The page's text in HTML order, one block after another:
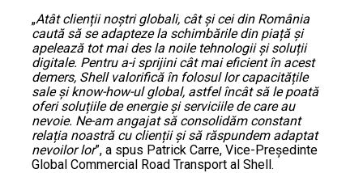
„Atât clienții noștri globali, cât și cei din România
caută să se adapteze la schimbările din piață și
apelează tot mai des la noile tehnologii și soluții
digitale. Pentru a-i sprijini cât mai eficient în acest
demers, Shell valorifică în folosul lor capacitățile
sale și know-how-ul global, astfel încât să le poată
oferi soluțiile de energie și serviciile de care au
nevoie. Ne-am angajat să consolidăm constant
relația noastră cu clienții și să răspundem adaptat
nevoilor lor”, a spus Patrick Carre, Vice-Președinte
Global Commercial Road Transport al Shell.